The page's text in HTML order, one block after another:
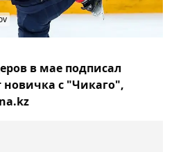
в мае подписал
новичка с "Чикаго",